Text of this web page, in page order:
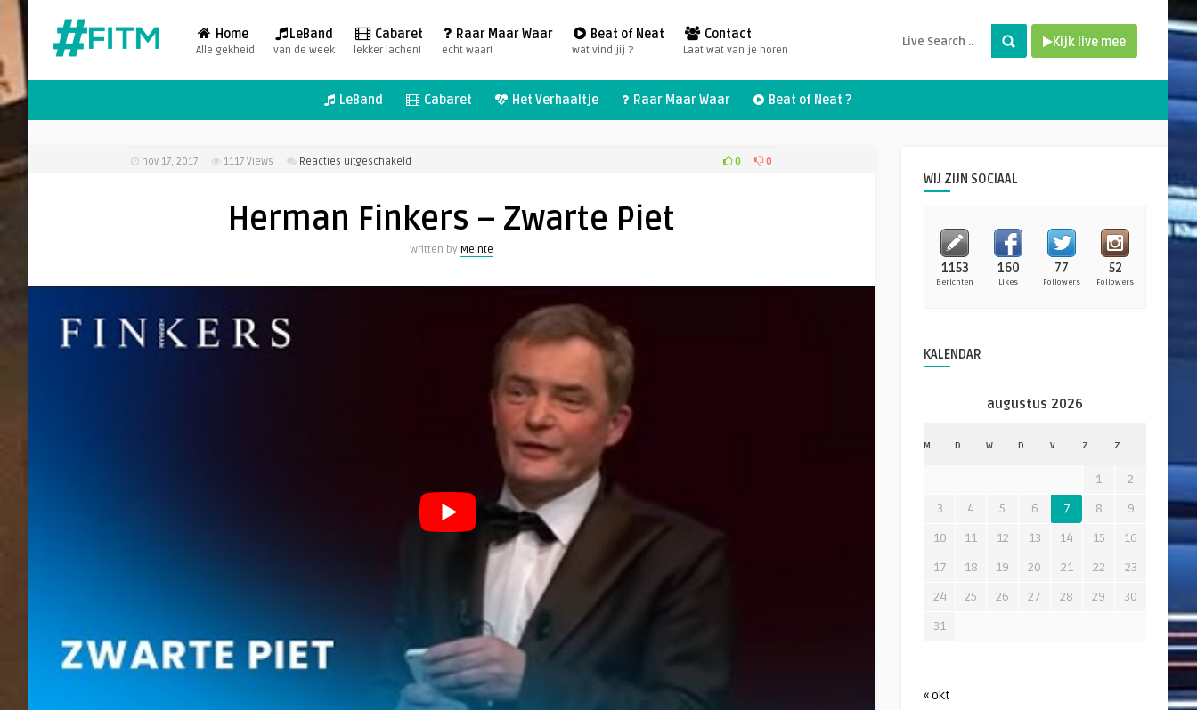
Home
Alle gekheid
LeBand
van de week
Cabaret
lekker lachen!
Raar Maar Waar
echt waar!
Beat of Neat
wat vind jij ?
Contact
Laat wat van je horen
Kijk live mee
LeBand Cabaret Het Verhaaltje Raar Maar Waar Beat of Neat ?
nov 17, 2017 1117 Views Reacties uitgeschakeld
–
0 0
Herman Finkers – Zwarte Piet
Written by Meinte
WIJ ZIJN SOCIAAL
1153
Berichten
160
Likes
77
Followers
52
Followers
KALENDAR
augustus 2026
M D W D V Z Z
1
2
3
4 5 6 7 8
9
10
11 12 13 14 15
16
17
18 19 20 21 22
23
24
25 26 27 28 29
30
31
« okt